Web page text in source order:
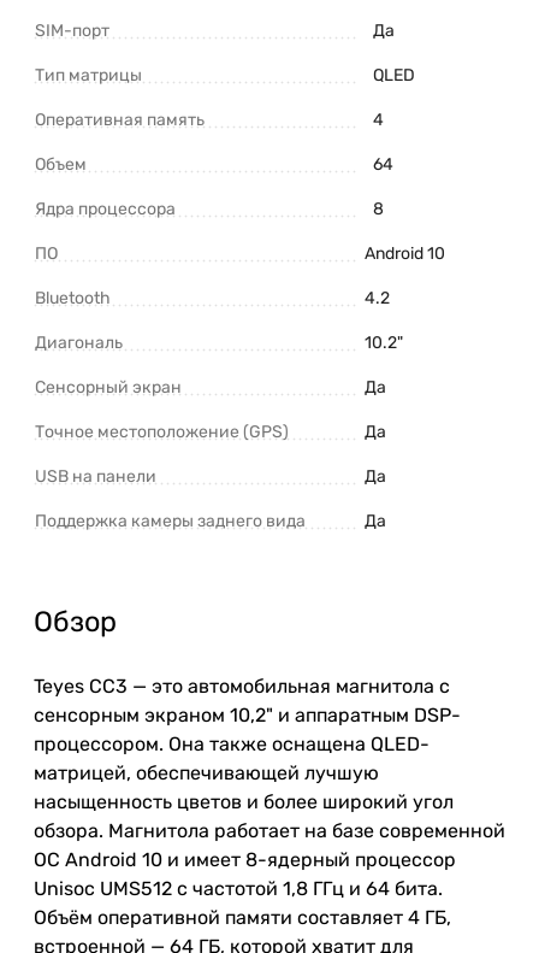
SIM-порт Да
Тип матрицы QLED
Оперативная память 4
Объем 64
Ядра процессора 8
ПО Android 10
Bluetooth 4.2
Диагональ 10.2"
Сенсорный экран Да
Точное местоположение (GPS) Да
USB на панели Да
Поддержка камеры заднего вида Да
Обзор
Teyes CC3 — это автомобильная магнитола с
сенсорным экраном 10,2" и аппаратным DSP-
процессором. Она также оснащена QLED-
матрицей, обеспечивающей лучшую
насыщенность цветов и более широкий угол
обзора. Магнитола работает на базе современной
ОС Android 10 и имеет 8-ядерный процессор
Unisoc UMS512 с частотой 1,8 ГГц и 64 бита.
Объём оперативной памяти составляет 4 ГБ,
встроенной — 64 ГБ, которой хватит для